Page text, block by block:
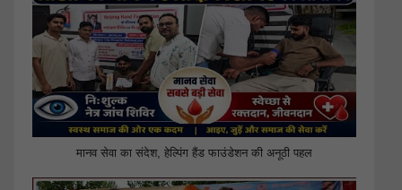
मानव सेवा का संदेश, हेल्पिंग हैंड फाउंडेशन की अनूठी पहल